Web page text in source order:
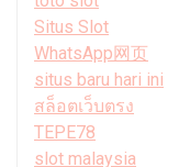
Situs Slot
WhatsApp网页
situs baru hari ini
สล็อตเว็บตรง
TEPE78
slot malaysia